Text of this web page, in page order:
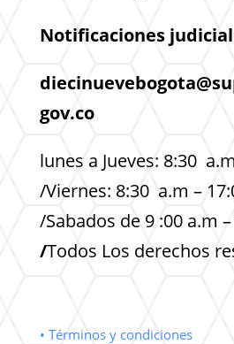
Notificaciones
gov.co
lunes a Jueves: 8:30
/Viernes: 8:30 a.m –
/Sabados de 9 :00 a.m
/Todos Los derechos
• Términos y condiciones